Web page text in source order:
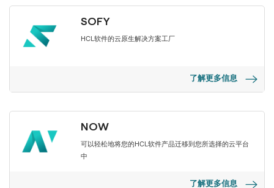
SOFY
HCL软件的云原生解决方案工厂
了解更多信息
NOW
可以轻松地将您的HCL软件产品迁移到您所选择的云平台
中
了解更多信息